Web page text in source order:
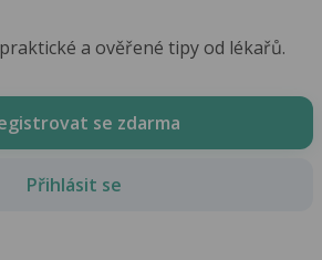
a ověřené tipy od lékařů.
se zdarma
Přihlásit se